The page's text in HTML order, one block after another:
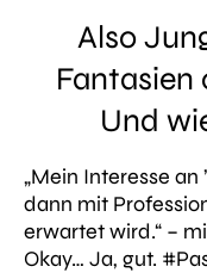
Also
Fantasien
Und
„Mein Interesse an
dann mit
erwartet wird.“ –
Okay… Ja, gut.